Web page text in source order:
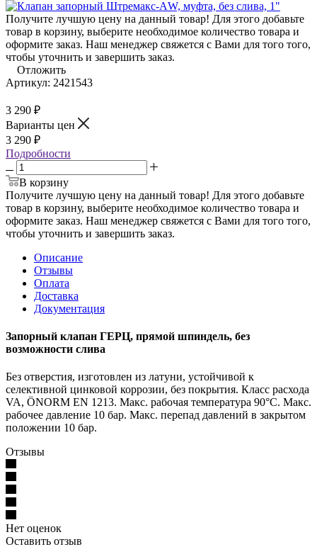
Получите лучшую цену на данный товар! Для этого добавьте
товар в корзину, выберите необходимое количество товара и
оформите заказ. Наш менеджер свяжется с Вами для того того,
чтобы уточнить и завершить заказ.
Отложить
Артикул: 2421543
3 290 ₽
Варианты цен
3 290 ₽
Подробности
В корзину
Получите лучшую цену на данный товар! Для этого добавьте
товар в корзину, выберите необходимое количество товара и
оформите заказ. Наш менеджер свяжется с Вами для того того,
чтобы уточнить и завершить заказ.
Описание
Отзывы
Оплата
Доставка
Документация
Запорный клапан ГЕРЦ, прямой шпиндель, без
возможности слива
Без отверстия, изготовлен из латуни, устойчивой к
селективной цинковой коррозии, без покрытия. Класс расхода
VA, ÖNORM EN 1213. Макс. рабочая температура 90°C. Макс.
рабочее давление 10 бар. Макс. перепад давлений в закрытом
положении 10 бар.
Отзывы
Нет оценок
Оставить отзыв